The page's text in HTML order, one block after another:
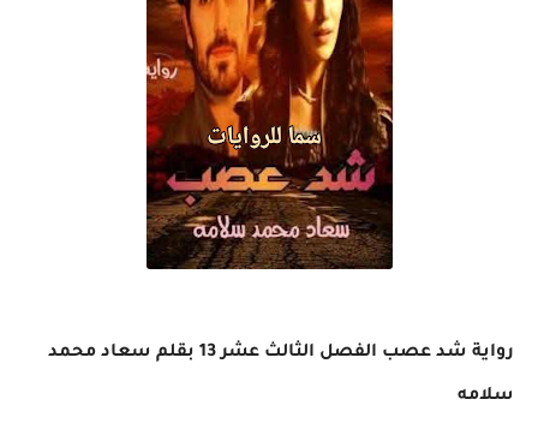
رواية شد عصب الفصل الثالث عشر 13 بقلم سعاد محمد
سلامه